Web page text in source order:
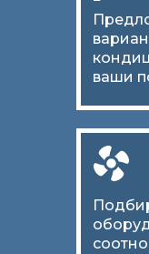
ваши